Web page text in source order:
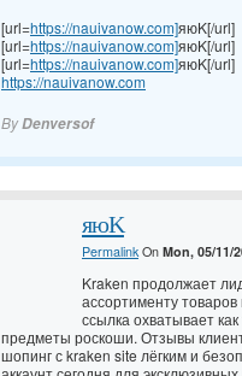
[url=https://nauivanow.com]яюK[/url]
[url=https://nauivanow.com]яюK[/url]
[url=https://nauivanow.com]яюK[/url]
https://nauivanow.com
ByDenversof
яюK
PermalinkOn Mon, 05/11/
Kraken продолжает
ассортименту
ссылка охватывает
предметы роскоши. Отзывы
шопинг с kraken site лёгким и